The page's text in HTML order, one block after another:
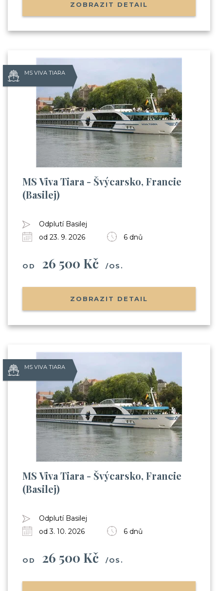
ZOBRAZIT DETAIL
MS VIVA TIARA
MS Viva Tiara - Švýcarsko, Francie
(Basilej)
Odplutí Basilej
od 23. 9. 2026
6 dnů
OD 26 500 Kč /OS.
ZOBRAZIT DETAIL
MS VIVA TIARA
MS Viva Tiara - Švýcarsko, Francie
(Basilej)
Odplutí Basilej
od 3. 10. 2026
6 dnů
OD 26 500 Kč /OS.